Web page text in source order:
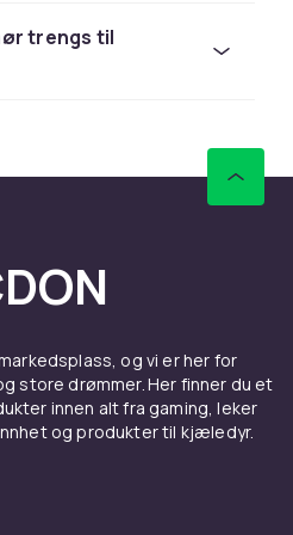
til hunden din.
– grunnlaget
til hundens helse
av
eller som en daglig
og generelle helse
trengs til
og vi er her for
store drømmer. Her finner du et
innen alt fra gaming, leker
og produkter til kjæledyr.